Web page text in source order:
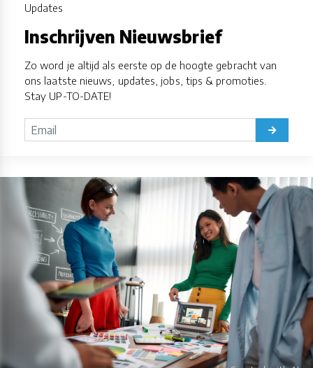
Updates
Inschrijven Nieuwsbrief
Zo word je altijd als eerste op de hoogte gebracht van
ons laatste nieuws, updates, jobs, tips & promoties.
Stay UP-TO-DATE!